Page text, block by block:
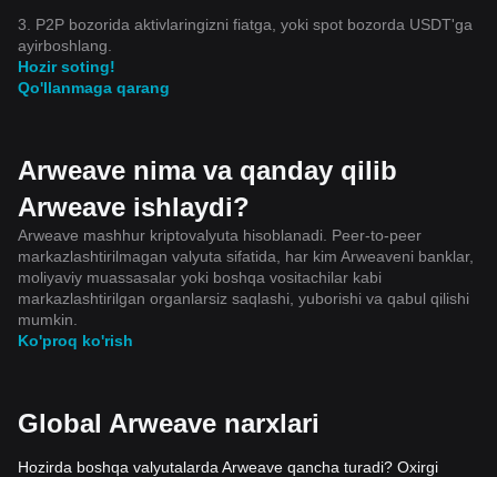
3. P2P bozorida aktivlaringizni fiatga, yoki spot bozorda USDT'ga
ayirboshlang.
Hozir soting!
Qo'llanmaga qarang
Arweave nima va qanday qilib
Arweave ishlaydi?
Arweave mashhur kriptovalyuta hisoblanadi. Peer-to-peer
markazlashtirilmagan valyuta sifatida, har kim Arweaveni banklar,
moliyaviy muassasalar yoki boshqa vositachilar kabi
markazlashtirilgan organlarsiz saqlashi, yuborishi va qabul qilishi
mumkin.
Ko'proq ko'rish
Global Arweave narxlari
Hozirda boshqa valyutalarda Arweave qancha turadi? Oxirgi